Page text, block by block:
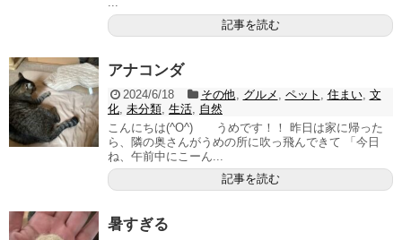
記事を読む
アナコンダ
2024/6/18 その他 グルメ ペット 住まい, 文
化 未分類 生活 自然
こんにちは(^O^) うめです！！ 昨日は家に帰った
ら、隣の奥さんがうめの所に吹っ飛んできて 「今日
ね、午前中にこーん...
記事を読む
暑すぎる